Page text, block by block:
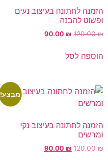
הזמנה לחתונה בעיצוב נעים
ופשוט להבנה
120.00₪
90.00 ₪
הוספה לסל
מבצע!
הזמנה לחתונה בעיצוב נקי
ומרשים
120.00₪
90.00 ₪